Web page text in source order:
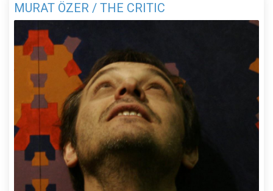
MURAT ÖZER / THE CRITIC